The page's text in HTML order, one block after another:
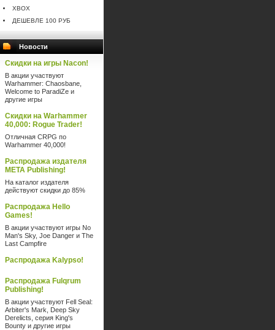
XBOX
ДЕШЕВЛЕ 100 РУБ
Новости
Скидки на игры Nacon!
В акции участвуют
Warhammer: Chaosbane,
Welcome to ParadiZe и
другие игры
Скидки на Warhammer
40,000: Rogue Trader!
Отличная CRPG по
Warhammer 40,000!
Распродажа издателя
META Publishing!
На каталог издателя
действуют скидки до 85%
Распродажа Hello
Games!
В акции участвуют игры No
Man's Sky, Joe Danger и The
Last Campfire
Распродажа Kalypso!
Распродажа Fulqrum
Publishing!
В акции участвуют Fell Seal:
Arbiter's Mark, Deep Sky
Derelicts, серия King's
Bounty и другие игры